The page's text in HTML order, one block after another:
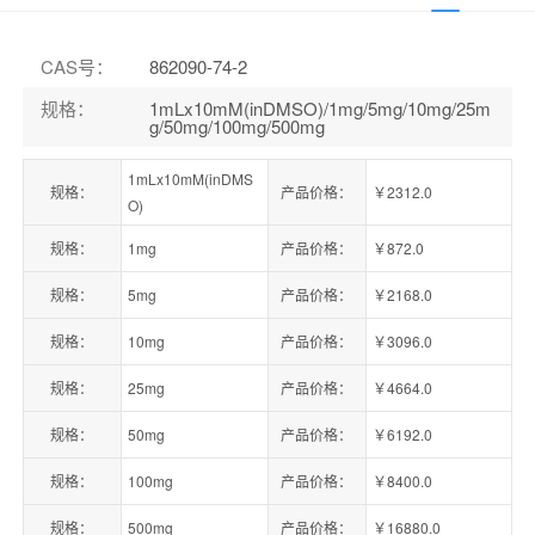
CAS号：
862090-74-2
规格： 1mLx10mM(inDMSO)/1mg/5mg/10mg/25m
g/50mg/100mg/500mg
规格：
1mLx10mM(inDMS
O)
产品价格： ￥2312.0
规格： 1mg 产品价格： ￥872.0
规格： 5mg 产品价格： ￥2168.0
规格： 10mg 产品价格： ￥3096.0
规格： 25mg 产品价格： ￥4664.0
规格： 50mg 产品价格： ￥6192.0
规格： 100mg 产品价格： ￥8400.0
规格： 500mg 产品价格： ￥16880.0